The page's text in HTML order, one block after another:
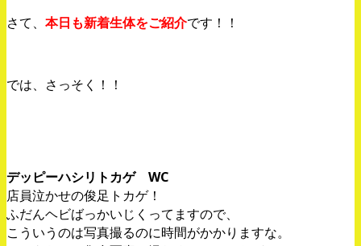
さて、 本日も新着生体をご紹介です！！
では、さっそく！！
デッピーハシリトカゲ WC
店員泣かせの俊足トカゲ！
ふだんヘビばっかいじくってますので、
こういうのは写真撮るのに時間がかかりますな。